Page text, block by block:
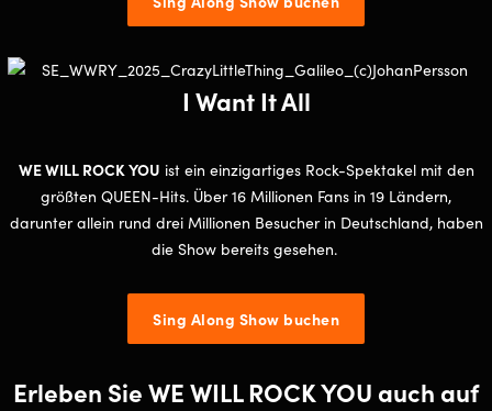
I Want It All
WE WILL ROCK YOU ist ein einzigartiges Rock-Spektakel mit den
größten QUEEN-Hits. Über 16 Millionen Fans in 19 Ländern,
darunter allein rund drei Millionen Besucher in Deutschland, haben
die Show bereits gesehen.
Sing Along Show buchen
Erleben Sie WE WILL ROCK YOU auch auf